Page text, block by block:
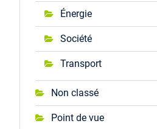
Énergie
Société
Transport
Non classé
Point de vue